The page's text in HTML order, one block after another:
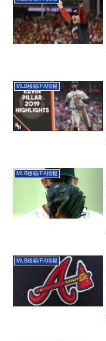
MLB移籍/FA情報
MLB移籍/FA情報
MLB移籍/FA情報